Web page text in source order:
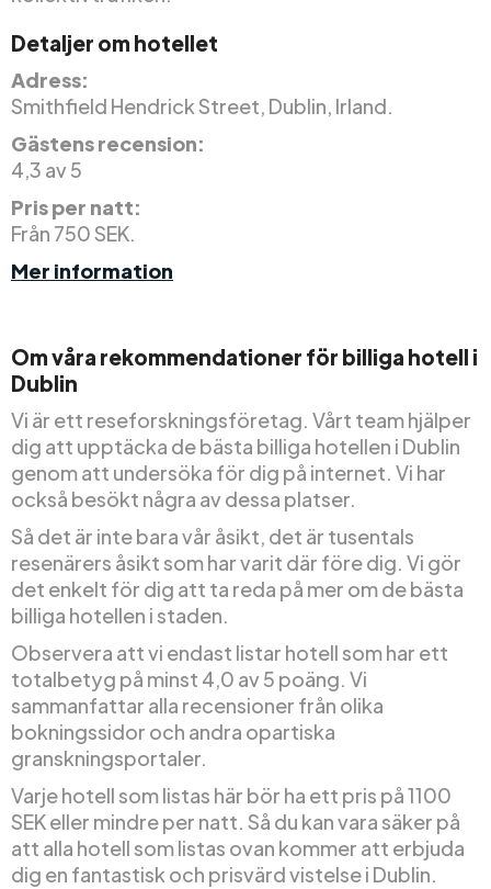
Detaljer om hotellet
Adress:
Smithfield Hendrick Street, Dublin, Irland.
Gästens recension:
4,3 av 5
Pris per natt:
Från 750 SEK.
Mer information
Om våra rekommendationer för billiga hotell i
Dublin
Vi är ett reseforskningsföretag. Vårt team hjälper
dig att upptäcka de bästa billiga hotellen i Dublin
genom att undersöka för dig på internet. Vi har
också besökt några av dessa platser.
Så det är inte bara vår åsikt, det är tusentals
resenärers åsikt som har varit där före dig. Vi gör
det enkelt för dig att ta reda på mer om de bästa
billiga hotellen i staden.
Observera att vi endast listar hotell som har ett
totalbetyg på minst 4,0 av 5 poäng. Vi
sammanfattar alla recensioner från olika
bokningssidor och andra opartiska
granskningsportaler.
Varje hotell som listas här bör ha ett pris på 1100
SEK eller mindre per natt. Så du kan vara säker på
att alla hotell som listas ovan kommer att erbjuda
dig en fantastisk och prisvärd vistelse i Dublin.